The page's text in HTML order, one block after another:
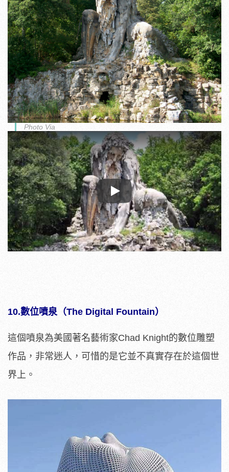
Photo Via
Play
10.數位噴泉（The Digital Fountain）
這個噴泉為美國著名藝術家Chad Knight的數位雕塑
作品，非常迷人，可惜的是它並不真實存在於這個世
界上。